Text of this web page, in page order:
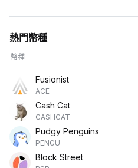
熱門幣種
幣種
Fusionist
ACE
Cash Cat
CASHCAT
Pudgy Penguins
PENGU
Block Street